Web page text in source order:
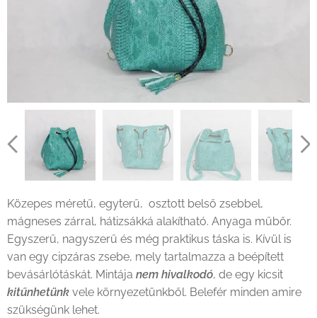
Közepes méretű, egyterű, osztott belső zsebbel,
mágneses zárral, hátizsákká alakítható. Anyaga műbőr.
Egyszerű, nagyszerű és még praktikus táska is. Kívül is
van egy cipzáras zsebe, mely tartalmazza a beépített
bevásárlótáskát. Mintája nem hivalkodó, de egy kicsit
kitűnhetünk vele környezetünkből. Belefér minden amire
szükségünk lehet.